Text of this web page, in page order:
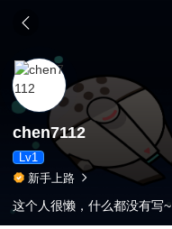
chen7112
Lv1
新手上路
这个人很懒，什么都没有写~